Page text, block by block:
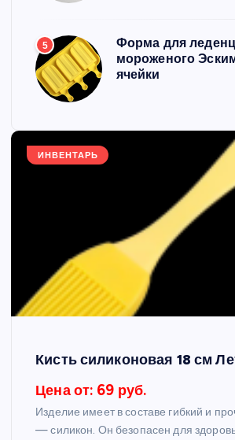
5
Форма для
мороженого
ячейки
ИНВЕНТАРЬ
Кисть силиконовая 18 см
Цена от: 69 руб.
Изделие имеет в составе гибкий и
— силикон. Он безопасен для